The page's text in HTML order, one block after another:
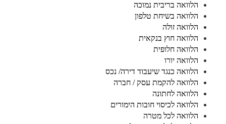
הלוואה בריבית נמוכה
הלוואה בשיחת טלפון
הלוואה זולה
הלוואה חוץ בנקאית
הלוואה חלופית
הלוואה יורו
הלוואה כנגד שיעבוד דירה/ נכס
הלוואה להקמת עסק / חברה
הלוואה לחתונה
הלוואה לכיסוי חובות הימורים
הלוואה לכל מטרה